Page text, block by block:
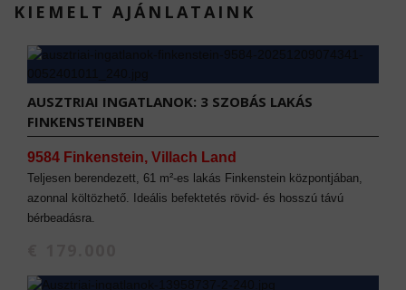
KIEMELT AJÁNLATAINK
AUSZTRIAI INGATLANOK: 3 SZOBÁS LAKÁS
FINKENSTEINBEN
9584 Finkenstein, Villach Land
Teljesen berendezett, 61 m²-es lakás Finkenstein központjában,
azonnal költözhető. Ideális befektetés rövid- és hosszú távú
bérbeadásra.